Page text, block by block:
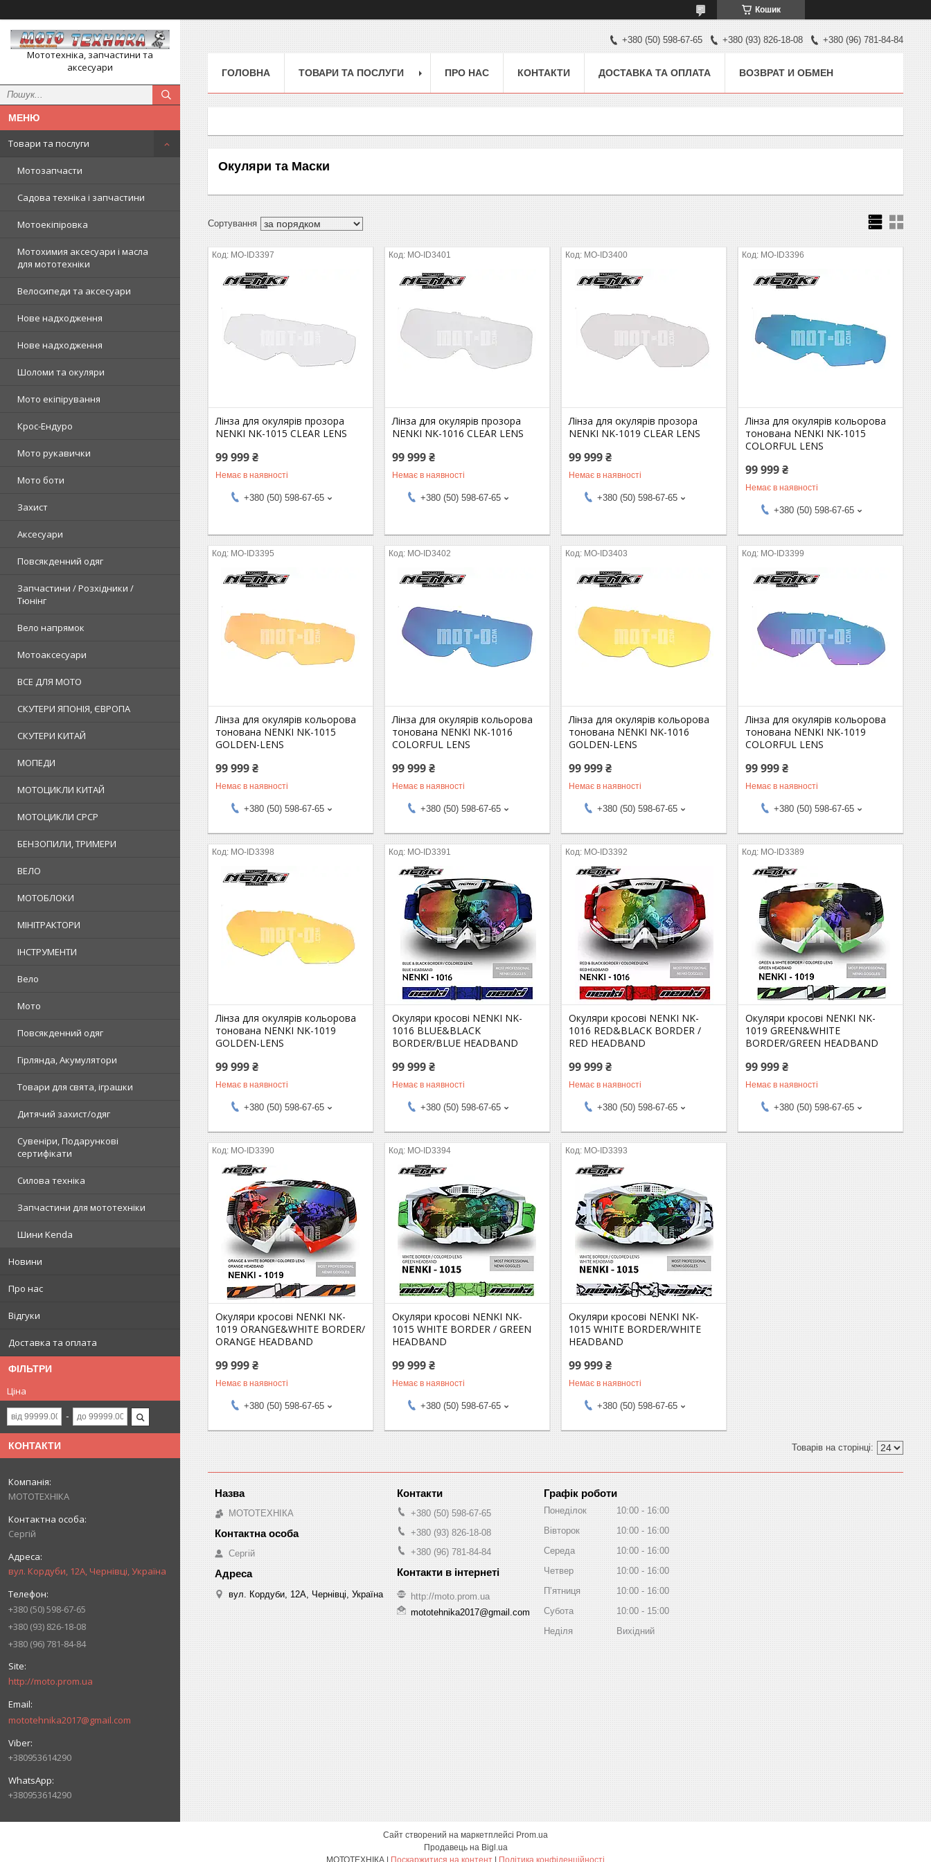
Кошик
Мототехніка, запчастини та
аксесуари
Товари та послуги
Мотозапчасти
Садова техніка і запчастини
Мотоекіпіровка
Мотохимия аксесуари і масла
для мототехніки
Велосипеди та аксесуари
Нове надходження
Нове надходження
Шоломи та окуляри
Мото екіпірування
Крос-Ендуро
Мото рукавички
Мото боти
Захист
Аксесуари
Повсякденний одяг
Запчастини / Розхідники /
Тюнінг
Вело напрямок
Мотоаксесуари
ВСЕ ДЛЯ МОТО
СКУТЕРИ ЯПОНІЯ, ЄВРОПА
СКУТЕРИ КИТАЙ
МОПЕДИ
МОТОЦИКЛИ КИТАЙ
МОТОЦИКЛИ СРСР
БЕНЗОПИЛИ, ТРИМЕРИ
ВЕЛО
МОТОБЛОКИ
МІНІТРАКТОРИ
ІНСТРУМЕНТИ
Вело
Мото
Повсякденний одяг
Гірлянда, Акумулятори
Товари для свята, іграшки
Дитячий захист/одяг
Сувеніри, Подарункові
сертифікати
Силова техніка
Запчастини для мототехніки
Шини Kenda
Новини
Про нас
Відгуки
Доставка та оплата
ФІЛЬТРИ
Ціна
КОНТАКТИ
МОТОТЕХНІКА
Сергій
вул. Кордуби, 12А, Чернівці, Україна
+380 (50) 598-67-65
+380 (93) 826-18-08
+380 (96) 781-84-84
http://moto.prom.ua
mototehnika2017@gmail.com
+380953614290
+380953614290
+380 (50) 598-67-65 +380 (93) 826-18-08 +380 (96) 781-84-84
ГОЛОВНА ТОВАРИ ТА ПОСЛУГИ ПРО НАС КОНТАКТИ ДОСТАВКА ТА ОПЛАТА ВОЗВРАТ И ОБМЕН
Окуляри та Маски
MO-ID3397
Лінза для окулярів прозора
NENKI NK-1015 CLEAR LENS
99 999 ₴
Немає в наявності
+380 (50) 598-67-65
MO-ID3401
Лінза для окулярів прозора
NENKI NK-1016 CLEAR LENS
99 999 ₴
Немає в наявності
+380 (50) 598-67-65
MO-ID3400
Лінза для окулярів прозора
NENKI NK-1019 CLEAR LENS
99 999 ₴
Немає в наявності
+380 (50) 598-67-65
MO-ID3396
Лінза для окулярів кольорова
тонована NENKI NK-1015
COLORFUL LENS
99 999 ₴
Немає в наявності
+380 (50) 598-67-65
MO-ID3395
Лінза для окулярів кольорова
тонована NENKI NK-1015
GOLDEN-LENS
99 999 ₴
Немає в наявності
+380 (50) 598-67-65
MO-ID3402
Лінза для окулярів кольорова
тонована NENKI NK-1016
COLORFUL LENS
99 999 ₴
Немає в наявності
+380 (50) 598-67-65
MO-ID3403
Лінза для окулярів кольорова
тонована NENKI NK-1016
GOLDEN-LENS
99 999 ₴
Немає в наявності
+380 (50) 598-67-65
MO-ID3399
Лінза для окулярів кольорова
тонована NENKI NK-1019
COLORFUL LENS
99 999 ₴
Немає в наявності
+380 (50) 598-67-65
MO-ID3398
Лінза для окулярів кольорова
тонована NENKI NK-1019
GOLDEN-LENS
99 999 ₴
Немає в наявності
+380 (50) 598-67-65
MO-ID3391
Окуляри кросові NENKI NK-
1016 BLUE&BLACK
BORDER/BLUE HEADBAND
99 999 ₴
Немає в наявності
+380 (50) 598-67-65
MO-ID3392
Окуляри кросові NENKI NK-
1016 RED&BLACK BORDER /
RED HEADBAND
99 999 ₴
Немає в наявності
+380 (50) 598-67-65
MO-ID3389
Окуляри кросові NENKI NK-
1019 GREEN&WHITE
BORDER/GREEN HEADBAND
99 999 ₴
Немає в наявності
+380 (50) 598-67-65
MO-ID3390
Окуляри кросові NENKI NK-
1019 ORANGE&WHITE BORDER/
ORANGE HEADBAND
99 999 ₴
Немає в наявності
+380 (50) 598-67-65
MO-ID3394
Окуляри кросові NENKI NK-
1015 WHITE BORDER / GREEN
HEADBAND
99 999 ₴
Немає в наявності
+380 (50) 598-67-65
MO-ID3393
Окуляри кросові NENKI NK-
1015 WHITE BORDER/WHITE
HEADBAND
99 999 ₴
Немає в наявності
+380 (50) 598-67-65
МОТОТЕХНІКА
Сергій
вул. Кордуби, 12А, Чернівці, Україна
+380 (50) 598-67-65
+380 (93) 826-18-08
+380 (96) 781-84-84
http://moto.prom.ua
mototehnika2017@gmail.com
Графік роботи
Понеділок 10:00
16:00
Вівторок
10:00
16:00
Середа
10:00
16:00
Четвер
10:00
16:00
Пʼятниця
10:00
16:00
Субота
10:00
15:00
Неділя
Вихідний
Сайт створений на маркетплейсі Prom.ua
Продавець на Bigl.ua
МОТОТЕХНІКА | Поскаржитися на контент | Політика конфіденційності